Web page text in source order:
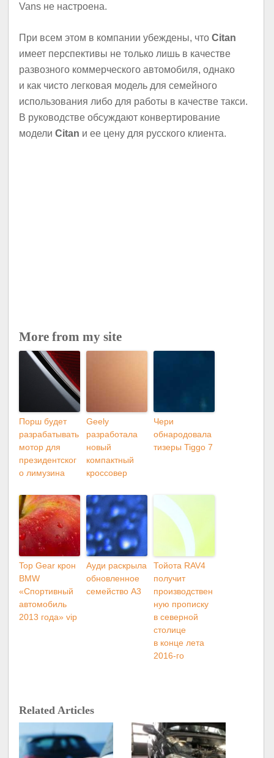
Vans не настроена.
При всем этом в компании убеждены, чтоCitan
имеет перспективы не только лишь в качестве
развозного коммерческого автомобиля, однако
и как чисто легковая модель для семейного
использования либо для работы в качестве такси.
В руководстве обсуждают конвертирование
моделиCitan и ее цену для русского клиента.
More from my site
Порш будет
разрабатывать
мотор для
президентског
о лимузина
Geely
разработала
новый
компактный
кроссовер
Чери
обнародовала
тизеры Tiggo 7
Top Gear крон
BMW
«Спортивный
автомобиль
2013 года» vip
Ауди раскрыла
обновленное
семейство A3
Тойота RAV4
получит
производствен
ную прописку
в северной
столице
в конце лета
2016-го
Related Articles